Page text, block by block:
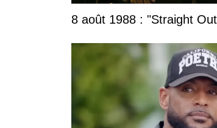
8 août 1988 : "Straight